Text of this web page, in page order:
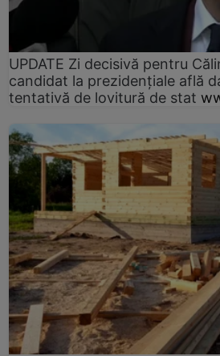
UPDATE Zi decisivă pentru
candidat la prezidențiale află
tentativă de lovitură de stat